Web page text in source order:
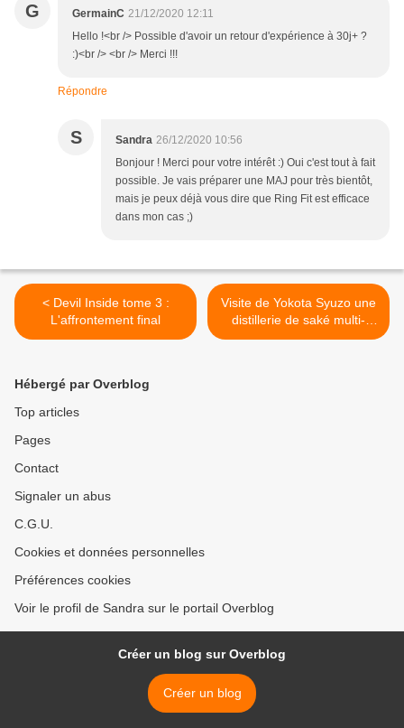
G GermainC 21/12/2020 12:11
Hello !<br /> Possible d'avoir un retour d'expérience à 30j+ ?
:)<br /> <br /> Merci !!!
Répondre
S Sandra 26/12/2020 10:56
Bonjour ! Merci pour votre intérêt :) Oui c'est tout à fait
possible. Je vais préparer une MAJ pour très bientôt,
mais je peux déjà vous dire que Ring Fit est efficace
dans mon cas ;)
< Devil Inside tome 3 :
L'affrontement final
Visite de Yokota Syuzo une
distillerie de saké multi-
récompensée à Gyoda >
Hébergé par Overblog
Top articles
Pages
Contact
Signaler un abus
C.G.U.
Cookies et données personnelles
Préférences cookies
Voir le profil de Sandra sur le portail Overblog
Créer un blog sur Overblog
Créer un blog